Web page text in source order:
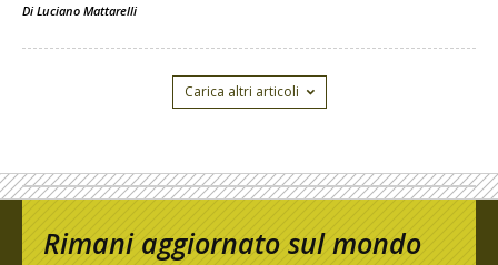
Di Luciano Mattarelli
Carica altri articoli
Rimani aggiornato sul mondo